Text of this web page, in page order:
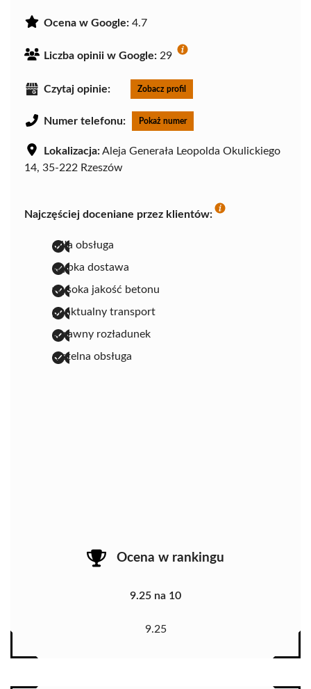
Ocena w Google: 4.7
Liczba opinii w Google: 29
Czytaj opinie: Zobacz profil
Numer telefonu: Pokaż numer
Lokalizacja:Aleja Generała Leopolda Okulickiego
14, 35-222 Rzeszów
Najczęściej doceniane przez klientów:
miła obsługa
szybka dostawa
wysoka jakość betonu
punktualny transport
sprawny rozładunek
rzetelna obsługa
Ocena w rankingu
9.25 na 10
9.25